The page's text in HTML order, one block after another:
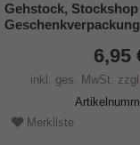
Gehstock, Stockshop
6,95
inkl. ges. MwSt.
Merkliste